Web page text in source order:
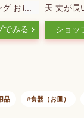
おしゃ
から生ま
性の手を
プ 作業用
でみる
天 丈が長
グローブ
ーブ 作
いい おし
ショッ
品 食器（お皿）